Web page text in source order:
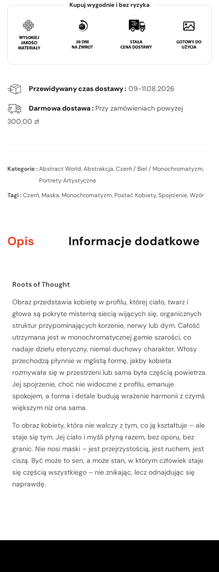
Kupuj wygodnie i bez ryzyka
Przewidywany czas dostawy : 09-11.08.2026
Darmowa dostawa : Przy zamówieniach powyżej
300,00 zł
Kategorie :Abstract World,Abstrakcja,Czerń / Biel / Monochromatyzm,
Portrety Artystyczne
Tagi :Czerń, Maska, Monochromatyzm, Postać Kobiety,Spojrzenie,Wzór
Opis Informacje dodatkowe
Roots of Thought
Obraz przedstawia kobietę w profilu, której ciało, twarz i
głowa są pokryte misterną siecią wijących się, organicznych
struktur przypominających korzenie, nerwy lub dym. Całość
utrzymana jest w monochromatycznej gamie szarości, co
nadaje dziełu eteryczny, niemal duchowy charakter. Włosy
przechodzą płynnie w mglistą formę, jakby kobieta
rozmywała się w przestrzeni lub sama była częścią powietrza.
Jej spojrzenie, choć nie widoczne z profilu, emanuje
spokojem, a forma i detale budują wrażenie harmonii z czymś
większym niż ona sama.
To obraz kobiety, która nie walczy z tym, co ją kształtuje – ale
staje się tym. Jej ciało i myśli płyną razem, bez oporu, bez
granic. Nie nosi maski – jest przejrzystością, jest ruchem, jest
ciszą. Być może to sen, a może stan, w którym człowiek staje
się częścią wszystkiego – nie znikając, lecz odnajdując się
naprawdę.